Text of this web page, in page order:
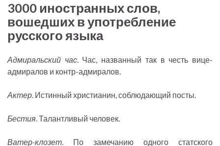
3000 иностранных слов,
вошедших в употребление
русского языка
Адмиральский час. Час, названный так в честь вице-
адмиралов и контр-адмиралов.
Актер. Истинный христианин, соблюдающий посты.
Бестия. Талантливый человек.
Ватер-клозет. По замечанию одного статского